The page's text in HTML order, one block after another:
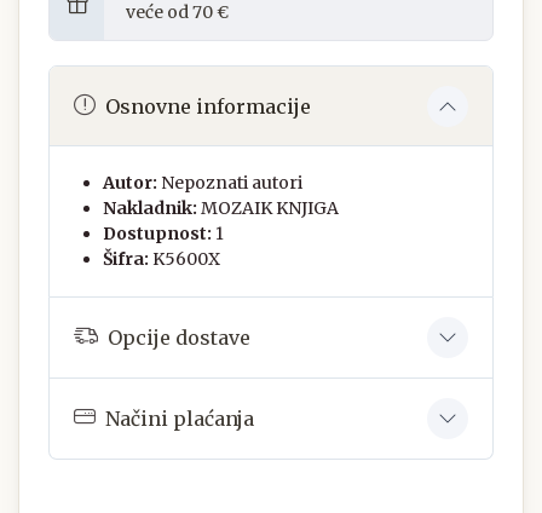
veće od 70 €
Osnovne informacije
Autor: Nepoznati autori
Nakladnik: MOZAIK KNJIGA
Dostupnost: 1
Šifra: K5600X
Opcije dostave
Načini plaćanja